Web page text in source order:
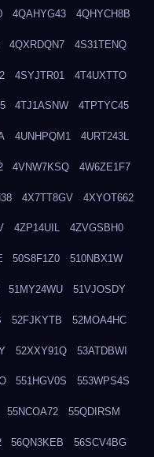
4QAHYG43 4QHYCH8B
4QXRDQN7 4S31TENQ
4SYJTR01 4T4UXTTO
4TJ1ASNW 4TPTYC45
4UNHPQM1 4URT243L
4VNW7KSQ 4W6ZE1F7
4X7TT8GV 4XYOT662
4ZP14UIL 4ZVGSBH0
50S8F1Z0 510NBX1W
51MY24WU 51VJOSDY
52FJKYTB 52MOA4HC
52XXY91Q 53ATDBWI
551HGV0S 553WPS4S
55NCOA72 55QDIRSM
56QN3KEB 56SCV4BG